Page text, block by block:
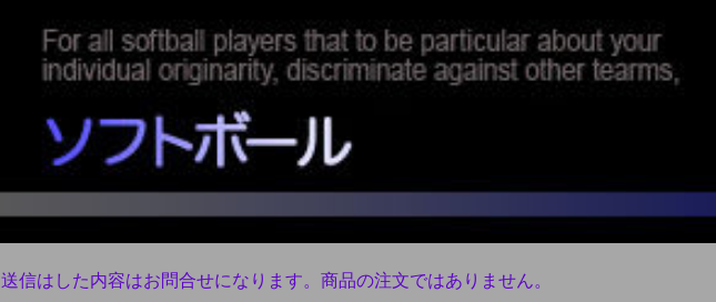
送信はした内容はお問合せになります。商品の注文ではありません。